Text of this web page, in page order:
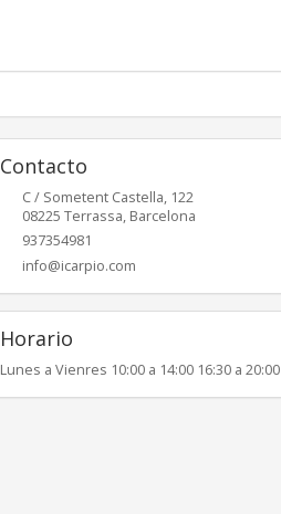
Contacto
C / Sometent Castella, 122
08225 Terrassa, Barcelona
937354981
info@icarpio.com
Horario
Lunes a Vienres 10:00 a 14:00 16:30 a 20:00